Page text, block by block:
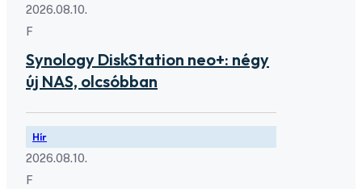
2026.08.10.
F
Synology DiskStation neo+: négy
új NAS, olcsóbban
Hír
2026.08.10.
F